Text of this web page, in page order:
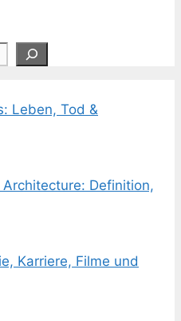
Leben, Tod &
Definition,
Karriere, Filme und